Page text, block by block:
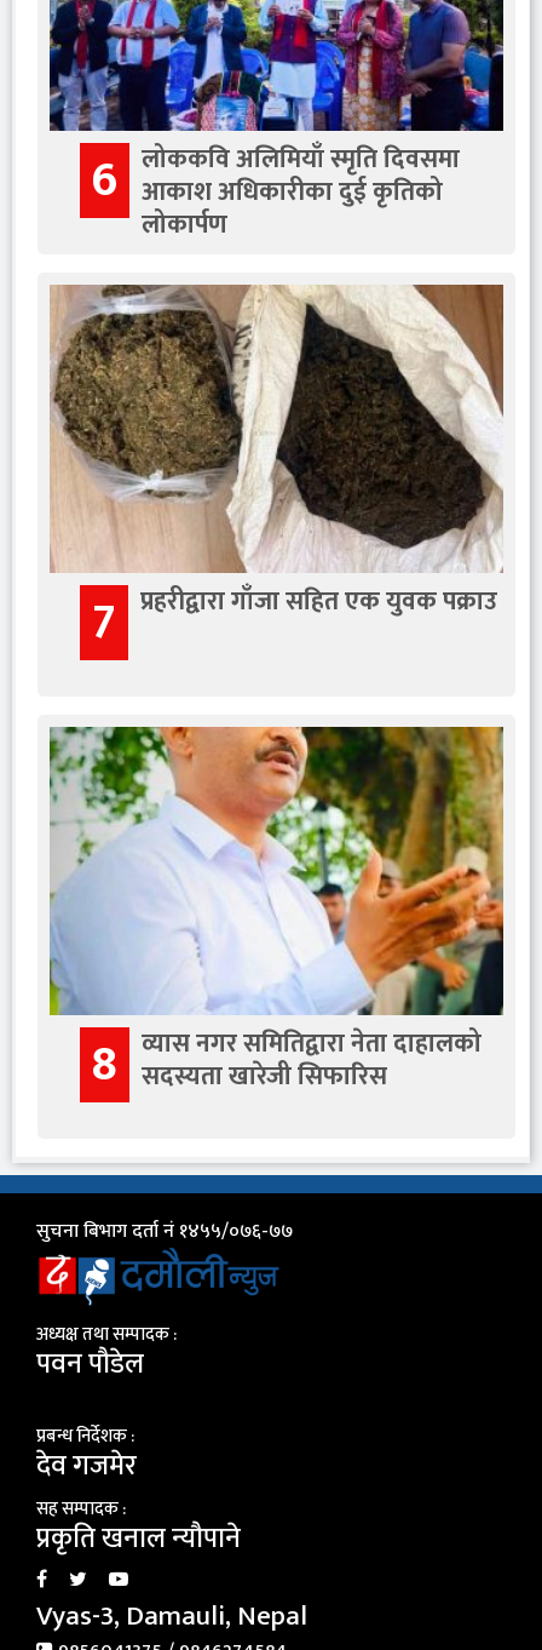
6 लोककवि अलिमियाँ स्मृति दिवसमा
आकाश अधिकारीका दुई कृतिको
लोकार्पण
7 प्रहरीद्वारा गाँजा सहित एक युवक पक्राउ
8 व्यास नगर समितिद्वारा नेता दाहालको
सदस्यता खारेजी सिफारिस
सुचना बिभाग दर्ता नं १४५५/०७६-७७
अध्यक्ष तथा सम्पादक :
पवन पौडेल
प्रबन्ध निर्देशक :
देव गजमेर
सह सम्पादक :
प्रकृति खनाल न्यौपाने
Vyas-3, Damauli, Nepal